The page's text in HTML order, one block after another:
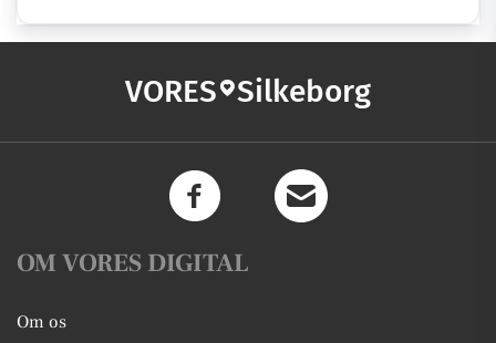
VORES Silkeborg
OM VORES DIGITAL
Om os